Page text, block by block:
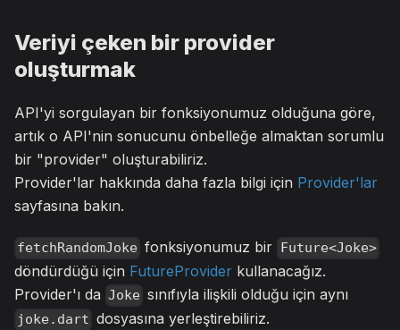
Veriyi çeken bir provider
oluşturmak
API'yi sorgulayan bir fonksiyonumuz olduğuna göre,
artık o API'nin sonucunu önbelleğe almaktan sorumlu
bir "provider" oluşturabiliriz.
Provider'lar hakkında daha fazla bilgi için Provider'lar
sayfasına bakın.
fetchRandomJoke fonksiyonumuz bir Future<Joke>
döndürdüğü için FutureProvider kullanacağız.
Provider'ı da Joke sınıfıyla ilişkili olduğu için aynı
joke.dart dosyasına yerleştirebiliriz.